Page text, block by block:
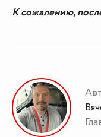
К сожалению,